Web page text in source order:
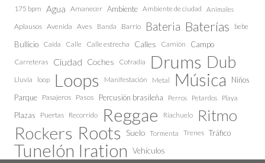
175 bpm Agua Amanecer Ambiente Ambiente de ciudad Animales
Aplausos Avenida Aves Banda Barrio Bateria Baterías bebe
Bullicio Caida Calle Calle estrecha Calles Camión Campo
Carreteras Ciudad Coches Cofradía Drums Dub
Lluvia loop Loops Manifestación Metal Música
Niños
Parque Pasajeros Pasos Percusión brasileña Perros Petardos Playa
Plazas Puertas Recorrido Reggae Riachuelo Ritmo
Rockers Roots Suelo Tormenta Trenes Tráfico
Tunelón Iration Vehículos